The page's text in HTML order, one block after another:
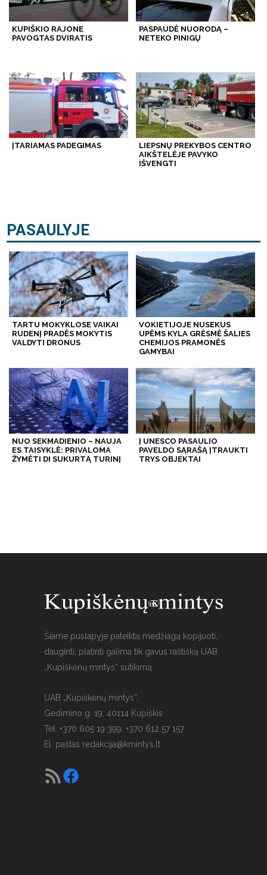
KUPIŠKIO RAJONE
PAVOGTAS DVIRATIS
PASPAUDĖ NUORODĄ –
NETEKO PINIGŲ
ĮTARIAMAS PADEGIMAS
LIEPSNŲ PREKYBOS CENTRO
AIKŠTELĖJE PAVYKO
IŠVENGTI
PASAULYJE
TARTU MOKYKLOSE VAIKAI
RUDENĮ PRADĖS MOKYTIS
VALDYTI DRONUS
VOKIETIJOJE NUSEKUS
UPĖMS KYLA GRĖSMĖ ŠALIES
CHEMIJOS PRAMONĖS
GAMYBAI
NUO SEKMADIENIO – NAUJA
ES TAISYKLĖ: PRIVALOMA
ŽYMĖTI DI SUKURTĄ TURINĮ
Į UNESCO PASAULIO
PAVELDO SĄRAŠĄ ĮTRAUKTI
TRYS OBJEKTAI
Šiame puslapyje pateiktą medžiagą kopijuoti,
dauginti, platinti galima tik gavus raštišką UAB
„Kupiškėnų mintys“ sutikimą.
UAB „Kupiškėnų mintys“,
Gedimino g. 19, 40114 Kupiškis
Tel. +370 605 19 399, +370 612 57 157.
El. paštas redakcija@kmintys.lt